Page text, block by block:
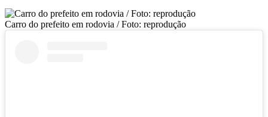
Carro do prefeito em rodovia / Foto: reprodução